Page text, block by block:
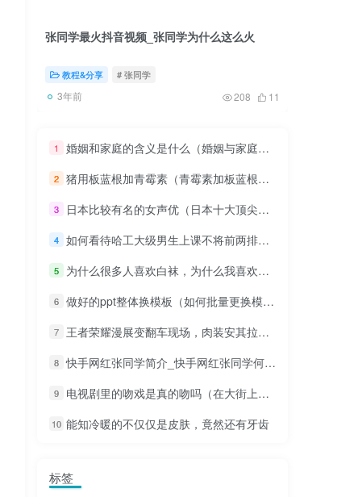
张同学最火抖音视频_张同学为什么这么火
教程&分享 # 张同学
3年前 208 11
1 婚姻和家庭的含义是什么（婚姻与家庭是什么意思）
2 猪用板蓝根加青霉素（青霉素加板蓝根给猪注射）
3 日本比较有名的女声优（日本十大顶尖女声优）
4 如何看待哈工大级男生上课不将前两排让给女生后遭到其他男生的攻击辱骂？
5 为什么很多人喜欢白袜，为什么我喜欢白袜子
6 做好的ppt整体换模板（如何批量更换模板）
7 王者荣耀漫展变翻车现场，肉装安其拉成焦点，看到貂蝉后，网友：天美哭了，你有何看法？
8 快手网红张同学简介_快手网红张同学何许人也
9 电视剧里的吻戏是真的吻吗（在大街上亲吻戏超甜吻戏）
10 能知冷暖的不仅仅是皮肤，竟然还有牙齿
标签